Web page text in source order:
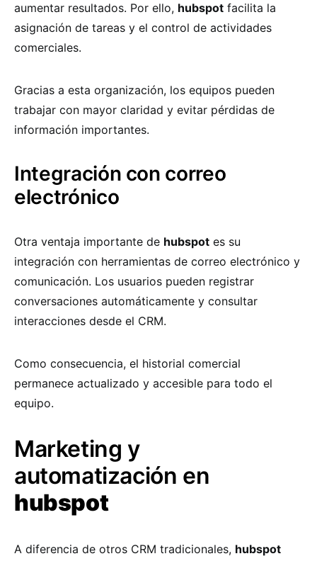
aumentar resultados. Por ello, hubspot facilita la
asignación de tareas y el control de actividades
comerciales.
Gracias a esta organización, los equipos pueden
trabajar con mayor claridad y evitar pérdidas de
información importantes.
Integración con correo
electrónico
Otra ventaja importante de hubspot es su
integración con herramientas de correo electrónico y
comunicación. Los usuarios pueden registrar
conversaciones automáticamente y consultar
interacciones desde el CRM.
Como consecuencia, el historial comercial
permanece actualizado y accesible para todo el
equipo.
Marketing y
automatización en
hubspot
A diferencia de otros CRM tradicionales, hubspot